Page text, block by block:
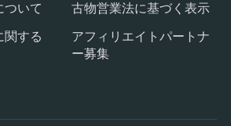
ついて
古物営業法に基づく表示
関する
アフィリエイトパートナ
ー募集